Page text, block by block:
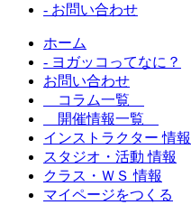
- お問い合わせ
ホーム
- ヨガッコってなに？
お問い合わせ
コラム一覧
開催情報一覧
インストラクター 情報
スタジオ・活動 情報
クラス・ＷＳ 情報
マイページをつくる